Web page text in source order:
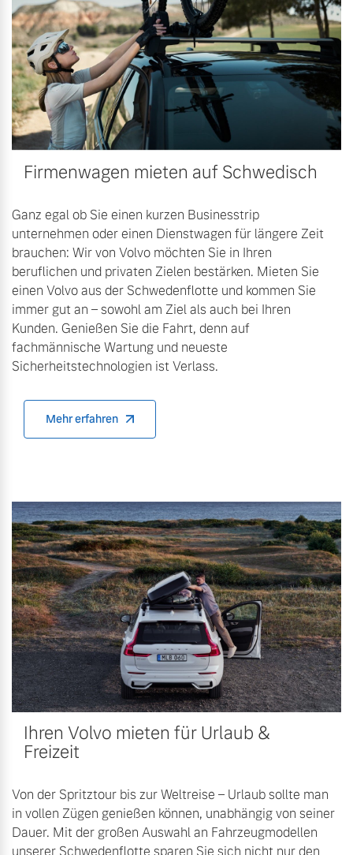
Firmenwagen mieten auf Schwedisch
Ganz egal ob Sie einen kurzen Businesstrip
unternehmen oder einen Dienstwagen für längere Zeit
brauchen: Wir von Volvo möchten Sie in Ihren
beruflichen und privaten Zielen bestärken. Mieten Sie
einen Volvo aus der Schwedenflotte und kommen Sie
immer gut an – sowohl am Ziel als auch bei Ihren
Kunden. Genießen Sie die Fahrt, denn auf
fachmännische Wartung und neueste
Sicherheitstechnologien ist Verlass.
Mehr erfahren
Ihren Volvo mieten für Urlaub &
Freizeit
Von der Spritztour bis zur Weltreise – Urlaub sollte man
in vollen Zügen genießen können, unabhängig von seiner
Dauer. Mit der großen Auswahl an Fahrzeugmodellen
unserer Schwedenflotte sparen Sie sich nicht nur den